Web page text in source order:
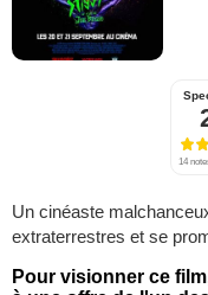
14
Un cinéaste
extraterrestres et se
Pour visionner ce